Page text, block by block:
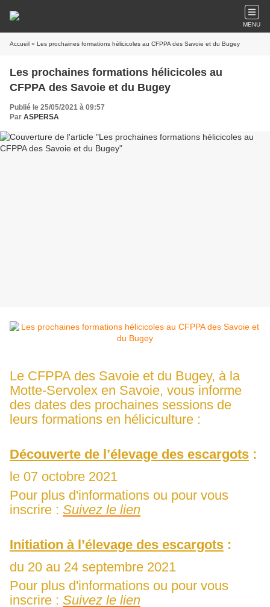
MENU
Accueil » Les prochaines formations hélicicoles au CFPPA des Savoie et du Bugey
Les prochaines formations hélicicoles au
CFPPA des Savoie et du Bugey
Publié le 25/05/2021 à 09:57
Par ASPERSA
Le CFPPA des Savoie et du Bugey, à la
Motte-Servolex en Savoie, vous informe
des dates des prochaines sessions de
leurs formations en héliciculture :
Découverte de l’élevage des escargots :
le 07 octobre 2021
Pour plus d'informations ou pour vous
inscrire : Suivez le lien
Initiation à l’élevage des escargots :
du 20 au 24 septembre 2021
Pour plus d'informations ou pour vous
inscrire : Suivez le lien